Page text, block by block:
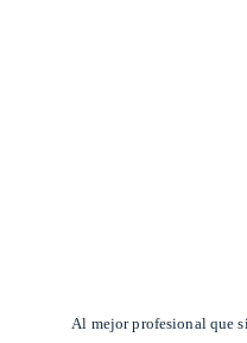
Al mejor profesional que